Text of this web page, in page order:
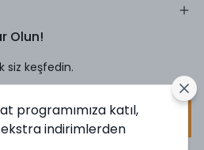
Olun!
siz keşfedin.
programımıza katıl,
indirimlerden